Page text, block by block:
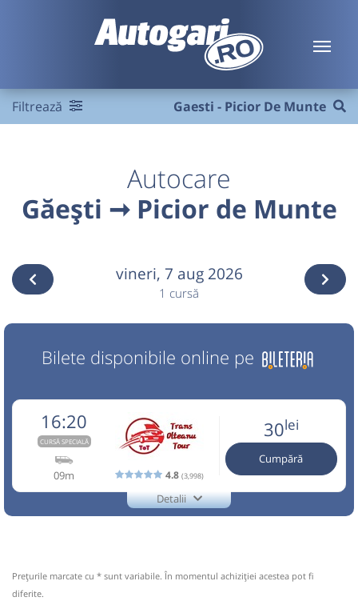
Filtrează Gaesti - Picior De Munte
Autocare
Găești ➞ Picior de Munte
vineri, 7 aug 2026
1 cursă
Bilete disponibile online pe
16:20
CURSĂ SPECIALĂ
09m 4.8 (3,998)
30lei
Cumpără
Detalii
Trans Olteanu Tour
Prețurile marcate cu * sunt variabile. În momentul achiziției acestea pot fi
diferite.